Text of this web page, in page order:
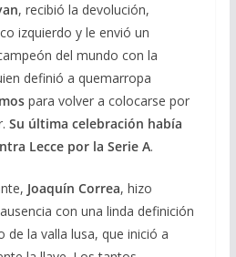
, recibió la devolución,
izquierdo y le envió un
del mundo con la
definió a quemarropa
para volver a colocarse por
Su última celebración había
Lecce por la Serie A.
Joaquín Correa, hizo
con una linda definición
de la valla lusa, que inició a